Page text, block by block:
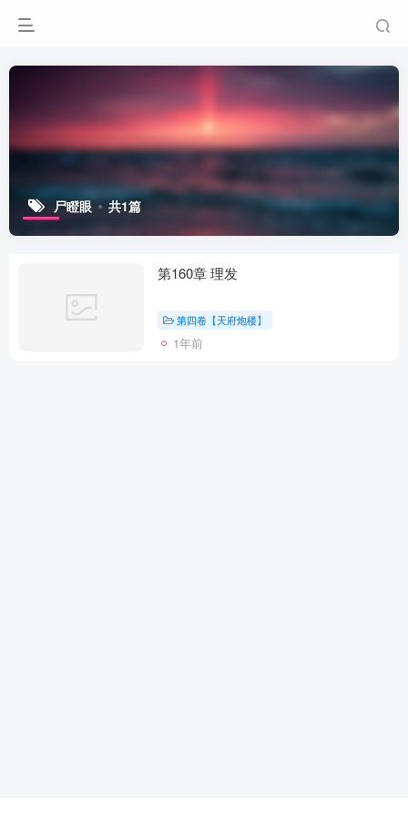
尸瞪眼 共1篇
第160章 理发
第四卷【天府炮楼】
1年前